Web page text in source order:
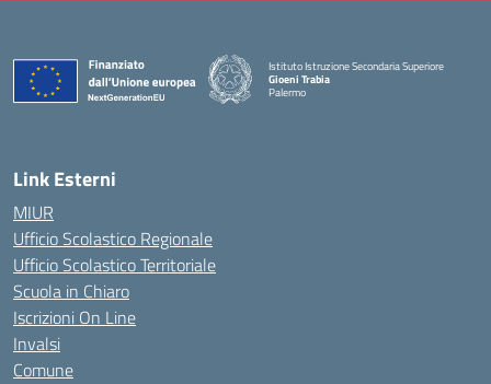
Istituto Istruzione Secondaria Superiore
Gioeni Trabia
Palermo
Link Esterni
MIUR
Ufficio Scolastico Regionale
Ufficio Scolastico Territoriale
Scuola in Chiaro
Iscrizioni On Line
Invalsi
Comune